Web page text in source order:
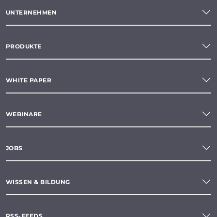
UNTERNEHMEN
PRODUKTE
WHITE PAPER
WEBINARE
JOBS
WISSEN & BILDUNG